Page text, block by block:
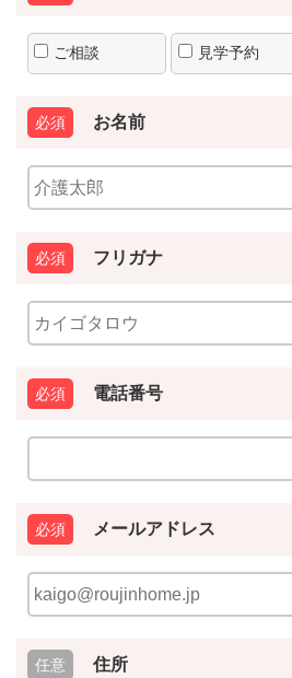
ご相談 見学予約
お名前
フリガナ
電話番号
メールアドレス
住所